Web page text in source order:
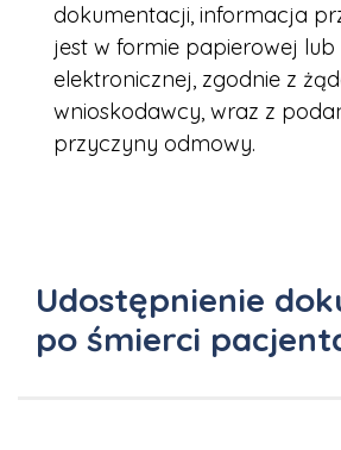
dokumentacji, informacja
jest w formie papierowej lub
elektronicznej, zgodnie z
wnioskodawcy, wraz z
przyczyny odmowy.
Udostępnienie
po śmierci